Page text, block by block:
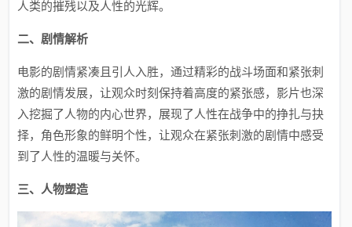
人类的摧残以及人性的光辉。
二、剧情解析
电影的剧情紧凑且引人入胜，通过精彩的战斗场面和紧张刺
激的剧情发展，让观众时刻保持着高度的紧张感，影片也深
入挖掘了人物的内心世界，展现了人性在战争中的挣扎与抉
择，角色形象的鲜明个性，让观众在紧张刺激的剧情中感受
到了人性的温暖与关怀。
三、人物塑造